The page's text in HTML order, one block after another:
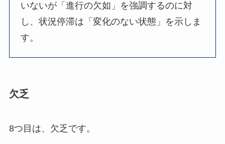
いないが「進行の欠如」を強調するのに対
し、状況停滞は「変化のない状態」を示しま
す。
欠乏
8つ目は、欠乏です。